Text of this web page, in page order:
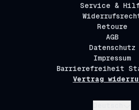
Service &
Retoure
AGB
Datenschutz
Impressum
Barrierefreiheit
Vertrag